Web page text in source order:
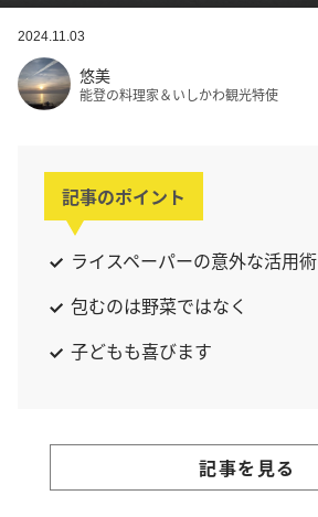
2024.11.03
悠美
能登の料理家＆いしかわ観光特使
記事のポイント
ライスペーパーの意外な活用術
包むのは野菜ではなく
子どもも喜びます
記事を見る